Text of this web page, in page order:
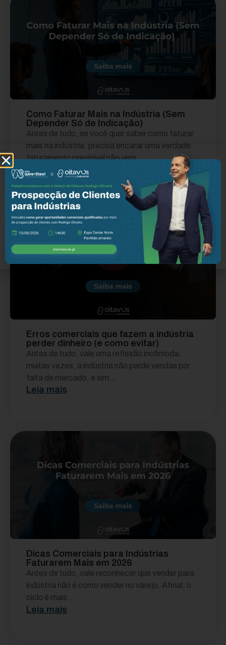
Como Faturar Mais na Indústria (Sem
Depender Só de Indicação)
Antes de tudo, se você quer saber como faturar
mais na indústria, precisa encarar uma verdade:
faturamento previsível não vem...
Leia mais
Erros comerciais que fazem a indústria
perder dinheiro (e como evitar)
Antes de tudo, vale uma reflexão incômoda:
muitas vezes, a indústria não perde vendas por
falta de mercado, e sim...
Leia mais
Dicas Comerciais para Indústrias
Faturarem Mais em 2026
Antes de tudo, vale reconhecer que vender para
indústria não é como vender no varejo. Afinal, o
ciclo é mais...
Leia mais